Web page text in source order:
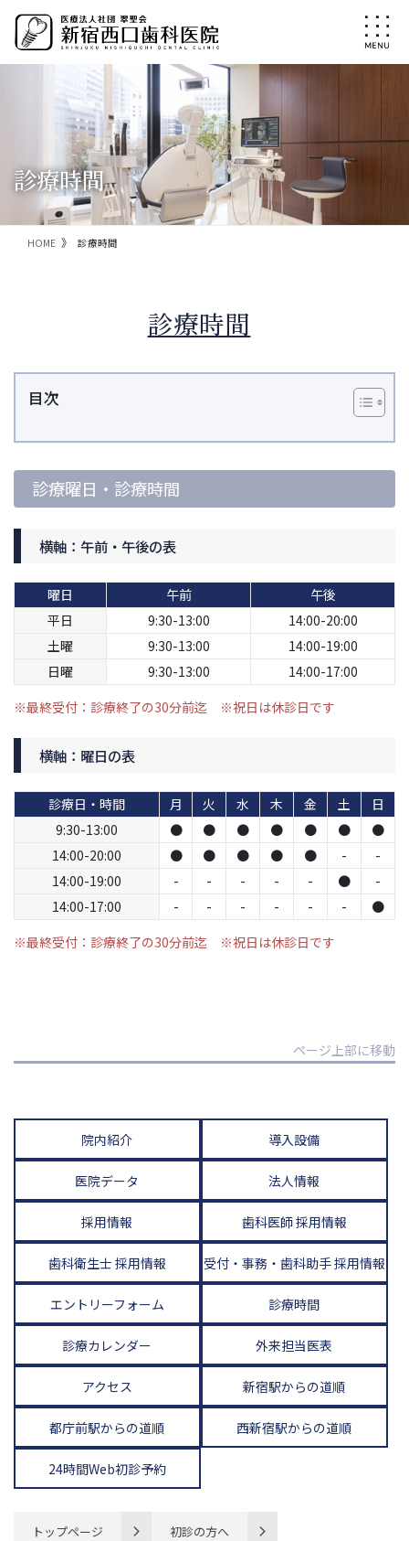
ン
ー
診療時間
HOME 診療時間
診療時間
目次
診療曜日・診療時間
横軸：午前・午後の表
曜日 午前
午後
平日
9:30-13:00
14:00-20:00
土曜
9:30-13:00
14:00-19:00
日曜
9:30-13:00
14:00-17:00
※最終受付：診療終了の30分前迄 ※祝日は休診日です
横軸：曜日の表
診療日・時間 月 火 水 木 金 土
日
9:30-13:00
● ● ● ● ● ●
●
14:00-20:00
● ● ● ● ● -
-
14:00-19:00
- - - - - ●
-
14:00-17:00
- - - - - -
●
※最終受付：診療終了の30分前迄 ※祝日は休診日です
ページ上部に移動
院内紹介 導入設備
医院データ 法人情報
採用情報 歯科医師 採用情報
歯科衛生士 採用情報 受付・事務・歯科助手 採用情報
エントリーフォーム 診療時間
診療カレンダー 外来担当医表
アクセス 新宿駅からの道順
都庁前駅からの道順 西新宿駅からの道順
24時間Web初診予約
トップページ 初診の方へ